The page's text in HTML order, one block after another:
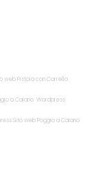
web Pistoia con Carrello
a Caiano Wordpress
Sito web Poggio a Caiano